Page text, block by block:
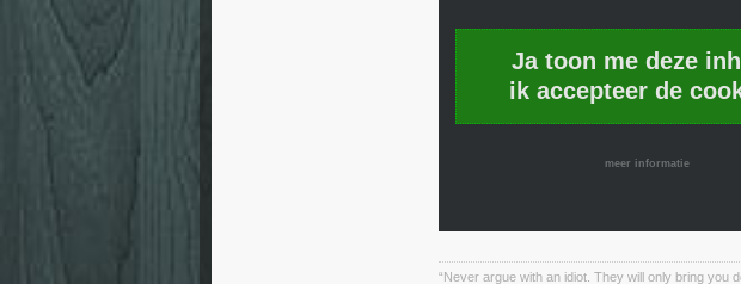
Ja toon me deze
ik accepteer de
meer informatie
“Never argue with an idiot. They will only bring you